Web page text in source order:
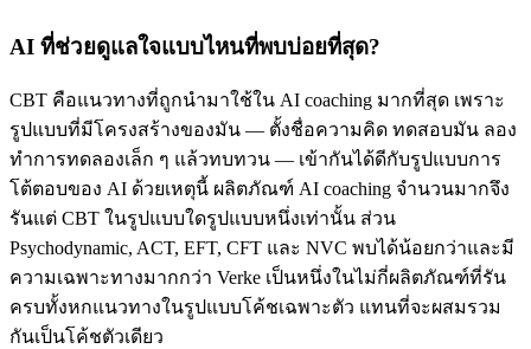
AI ที่ช่วยดูแลใจแบบไหนที่พบบ่อยที่สุด?
CBT คือแนวทางที่ถูกนำมาใช้ใน AI coaching มากที่สุด เพราะ
รูปแบบที่มีโครงสร้างของมัน — ตั้งชื่อความคิด ทดสอบมัน ลอง
ทำการทดลองเล็ก ๆ แล้วทบทวน — เข้ากันได้ดีกับรูปแบบการ
โต้ตอบของ AI ด้วยเหตุนี้ ผลิตภัณฑ์ AI coaching จำนวนมากจึง
รันแต่ CBT ในรูปแบบใดรูปแบบหนึ่งเท่านั้น ส่วน
Psychodynamic, ACT, EFT, CFT และ NVC พบได้น้อยกว่าและมี
ความเฉพาะทางมากกว่า Verke เป็นหนึ่งในไม่กี่ผลิตภัณฑ์ที่รัน
ครบทั้งหกแนวทางในรูปแบบโค้ชเฉพาะตัว แทนที่จะผสมรวม
กันเป็นโค้ชตัวเดียว